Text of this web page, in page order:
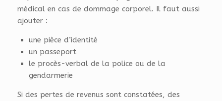
médical en cas de dommage corporel. Il faut aussi
ajouter :
une pièce d’identité
un passeport
le procès-verbal de la police ou de la
gendarmerie
Si des pertes de revenus sont constatées, des